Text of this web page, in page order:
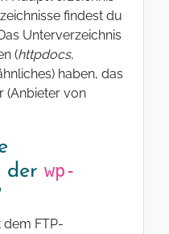
findest du
Unterverzeichnis
(httpdocs,
haben, das
(Anbieter von
der wp-
FTP-